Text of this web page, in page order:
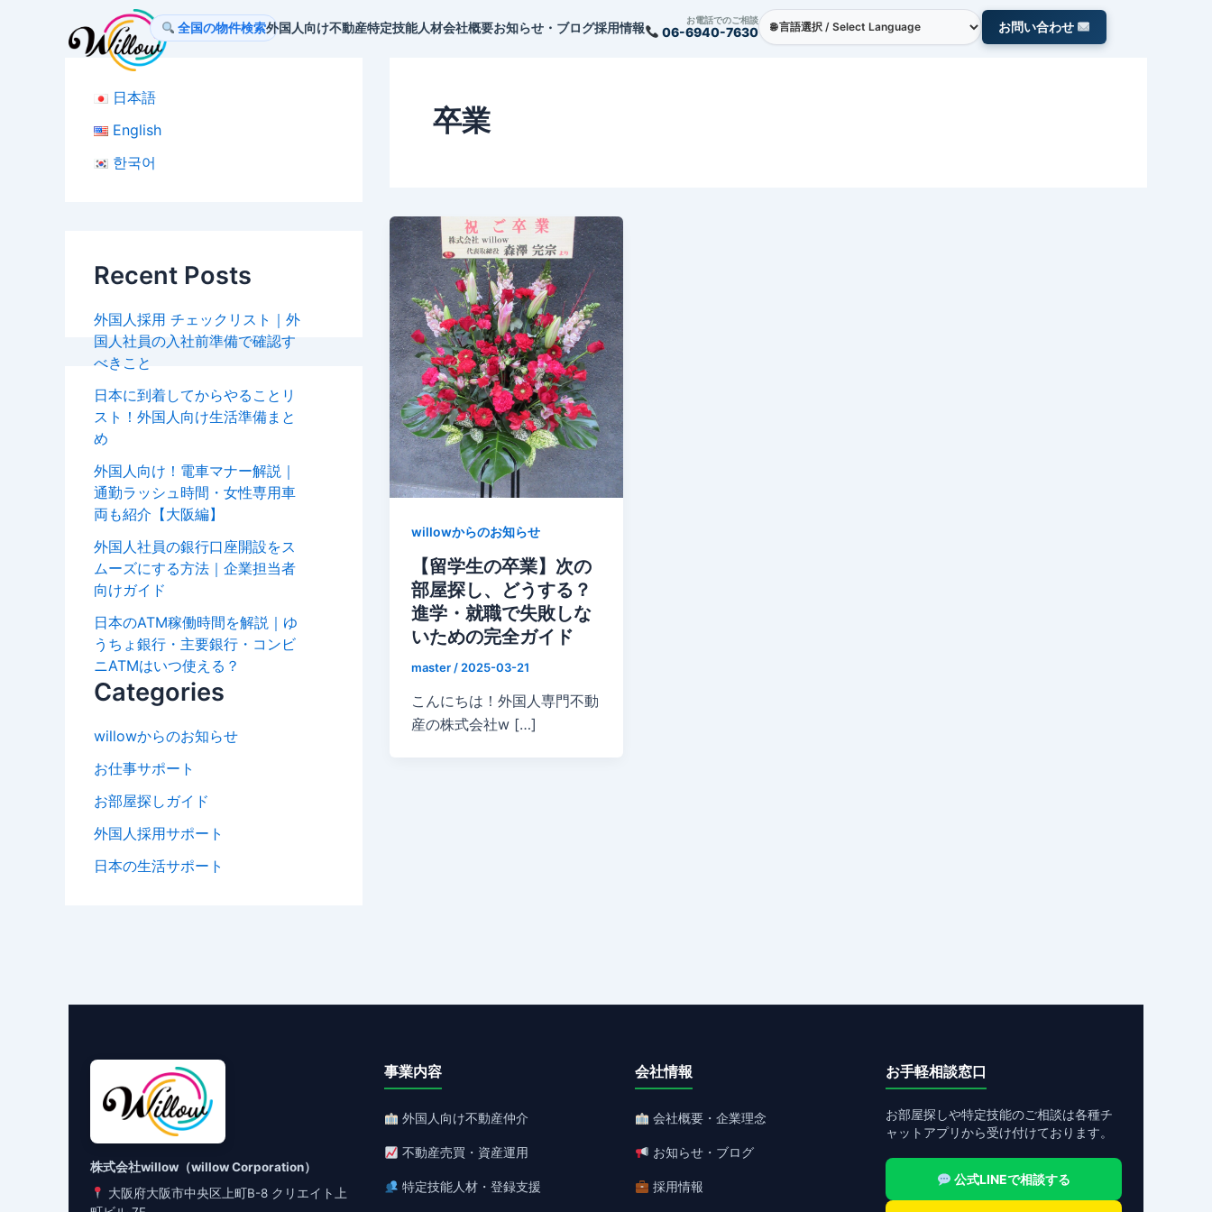
全国の物件検索外国人向け不動産特定技能人材会社概要お知らせ・ブログ採用情報
お電話でのご相談
06-6940-7630 お問い合わせ
日本語
English
한국어
Recent Posts
外国人採用 チェックリスト｜外
国人社員の入社前準備で確認す
べきこと
日本に到着してからやることリ
スト！外国人向け生活準備まと
め
外国人向け！電車マナー解説｜
通勤ラッシュ時間・女性専用車
両も紹介【大阪編】
外国人社員の銀行口座開設をス
ムーズにする方法｜企業担当者
向けガイド
日本のATM稼働時間を解説｜ゆ
うちょ銀行・主要銀行・コンビ
ニATMはいつ使える？
Categories
willowからのお知らせ
お仕事サポート
お部屋探しガイド
外国人採用サポート
日本の生活サポート
卒業
willowからのお知らせ
【留学生の卒業】次の
部屋探し、どうする？
進学・就職で失敗しな
いための完全ガイド
master / 2025-03-21
こんにちは！外国人専門不動
産の株式会社w […]
株式会社willow（willow Corporation）
大阪府大阪市中央区上町B-8 クリエイト上
事業内容
外国人向け不動産仲介
不動産売買・資産運用
特定技能人材・登録支援
会社情報
会社概要・企業理念
お知らせ・ブログ
採用情報
お手軽相談窓口
お部屋探しや特定技能のご相談は各種チ
ャットアプリから受け付けております。
公式LINEで相談する